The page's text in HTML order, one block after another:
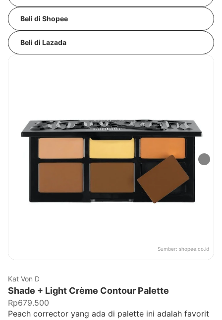
Beli di Shopee
Beli di Lazada
Sumber: shopee.co.id
Kat Von D
Shade + Light Crème Contour Palette
Rp679.500
Peach corrector yang ada di palette ini adalah favorit